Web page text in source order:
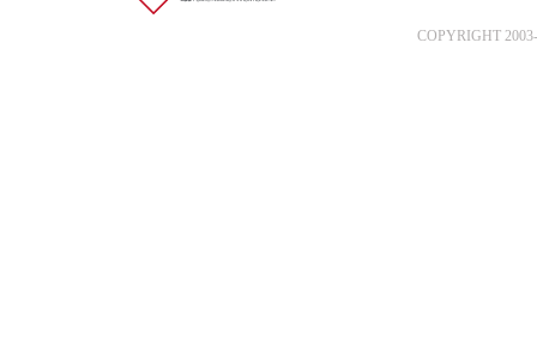
COPYRIGHT